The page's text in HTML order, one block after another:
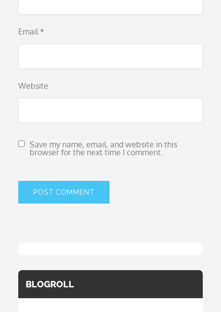
Email *
Website
Save my name, email, and website in this
browser for the next time I comment.
BLOGROLL